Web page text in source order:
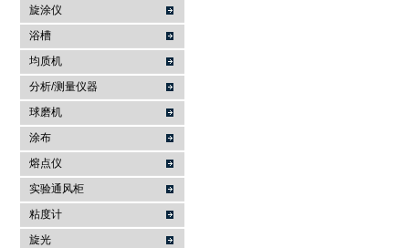
旋涂仪
浴槽
均质机
分析/测量仪器
球磨机
涂布
熔点仪
实验通风柜
粘度计
旋光